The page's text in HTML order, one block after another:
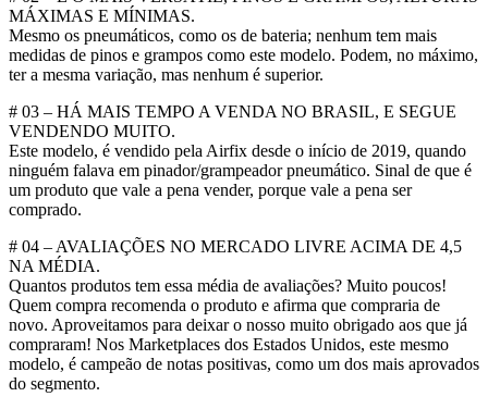
MÁXIMAS E MÍNIMAS.
Mesmo os pneumáticos, como os de bateria; nenhum tem mais
medidas de pinos e grampos como este modelo. Podem, no máximo,
ter a mesma variação, mas nenhum é superior.
# 03 – HÁ MAIS TEMPO A VENDA NO BRASIL, E SEGUE
VENDENDO MUITO.
Este modelo, é vendido pela Airfix desde o início de 2019, quando
ninguém falava em pinador/grampeador pneumático. Sinal de que é
um produto que vale a pena vender, porque vale a pena ser
comprado.
# 04 – AVALIAÇÕES NO MERCADO LIVRE ACIMA DE 4,5
NA MÉDIA.
Quantos produtos tem essa média de avaliações? Muito poucos!
Quem compra recomenda o produto e afirma que compraria de
novo. Aproveitamos para deixar o nosso muito obrigado aos que já
compraram! Nos Marketplaces dos Estados Unidos, este mesmo
modelo, é campeão de notas positivas, como um dos mais aprovados
do segmento.